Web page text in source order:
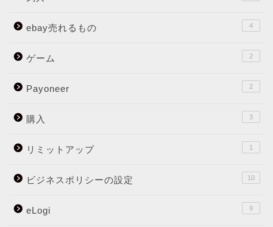
ebay売れるもの 4
ゲーム 2
Payoneer 2
購入 3
リミットアップ 1
ビジネスポリシーの設定 10
eLogi 9